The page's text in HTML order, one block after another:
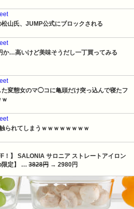
松山氏、JUMP公式にブロックされる
…高いけど美味そうだし一丁買ってみる
た変態女のマ◯コに亀頭だけ突っ込んで寝たフ
ｗ
られてしまうｗｗｗｗｗｗｗｗ
！】 SALONIA サロニア ストレートアイロン
限定】 … 3828円 → 2980円